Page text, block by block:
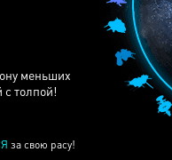
меньших
толпой!
за свою расу!